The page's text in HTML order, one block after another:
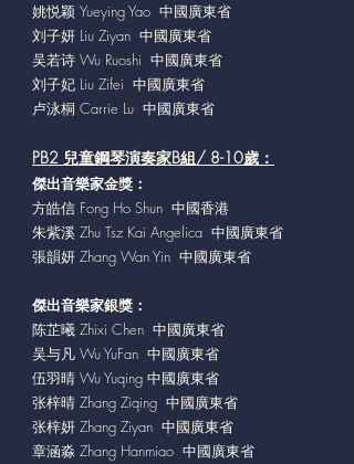
姚悦颖 Yueying Yao 中國廣東省
刘子妍 Liu Ziyan 中國廣東省
吴若诗 Wu Ruoshi 中國廣東省
刘子妃 Liu Zifei 中國廣東省
卢泳桐 Carrie Lu 中國廣東省
PB2 兒童鋼琴演奏家B組/ 8-10歲：
傑出音樂家金獎：
方皓信 Fong Ho Shun 中國香港
朱紫溪 Zhu Tsz Kai Angelica 中國廣東省
張韻妍 Zhang Wan Yin 中國廣東省
傑出音樂家銀獎：
陈芷曦 Zhixi Chen 中國廣東省
吴与凡 Wu YuFan 中國廣東省
伍羽晴 Wu Yuqing 中國廣東省
张梓晴 Zhang Ziqing 中國廣東省
张梓妍 Zhang Ziyan 中國廣東省
章涵淼 Zhang Hanmiao 中國廣東省